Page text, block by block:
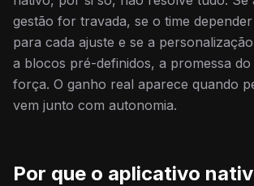
gestão for travada, se o time
para cada ajuste e se a
a blocos pré-definidos, a promessa
força. O ganho real aparece quando
vem junto com autonomia.
Por que o aplicativo